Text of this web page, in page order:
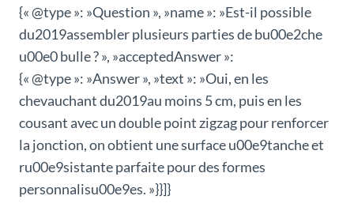
{« @type »: »Question », »name »: »Est-il possible
du2019assembler plusieurs parties de bu00e2che
u00e0 bulle ? », »acceptedAnswer »:
{« @type »: »Answer », »text »: »Oui, en les
chevauchant du2019au moins 5 cm, puis en les
cousant avec un double point zigzag pour renforcer
la jonction, on obtient une surface u00e9tanche et
ru00e9sistante parfaite pour des formes
personnalisu00e9es. »}}]}